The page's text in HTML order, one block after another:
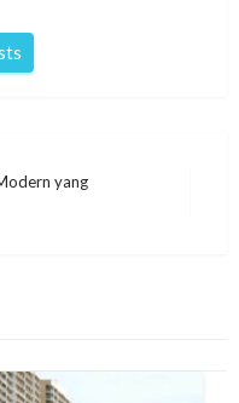
yang